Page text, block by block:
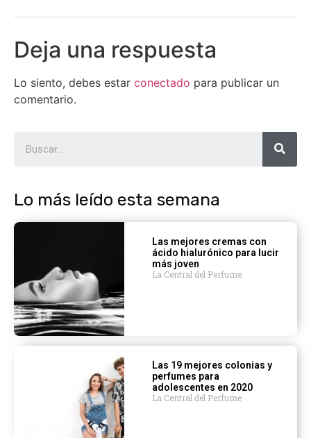
Deja una respuesta
Lo siento, debes estar conectado para publicar un
comentario.
Lo más leído esta semana
Las mejores cremas con
ácido hialurónico para lucir
más joven
La Central del Perfume
Las 19 mejores colonias y
perfumes para
adolescentes en 2020
La Central del Perfume